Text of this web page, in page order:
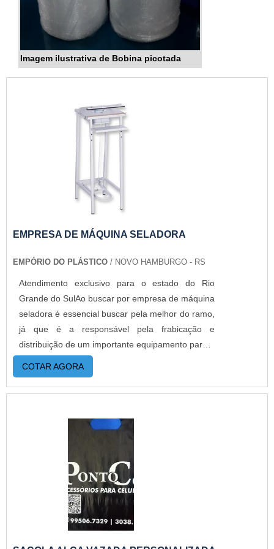
Imagem ilustrativa de Bobina picotada
EMPRESA DE MÁQUINA SELADORA
EMPÓRIO DO PLÁSTICO / NOVO HAMBURGO - RS
Atendimento exclusivo para o estado do Rio
Grande do SulAo buscar por empresa de máquina
seladora é essencial buscar pela melhor do ramo,
já que é a responsável pela frabicação e
distribuição de um importante equipamento para a
realização da uma perfeita selagem de
embalagens, o que faz dela muito necessária nos
mais variados ambientes e segmentos
MODELOSNo mercado são comercializados os
principais modelos delas: Seladora de pedal:
como próprio nome já se refere, ela tem o
acionamento efetuado por meio de pedal;
Seladora manual: possui tamanho reduzido, por
esta razão ela é uma seladora de mesa; Seladora
COTAR AGORA